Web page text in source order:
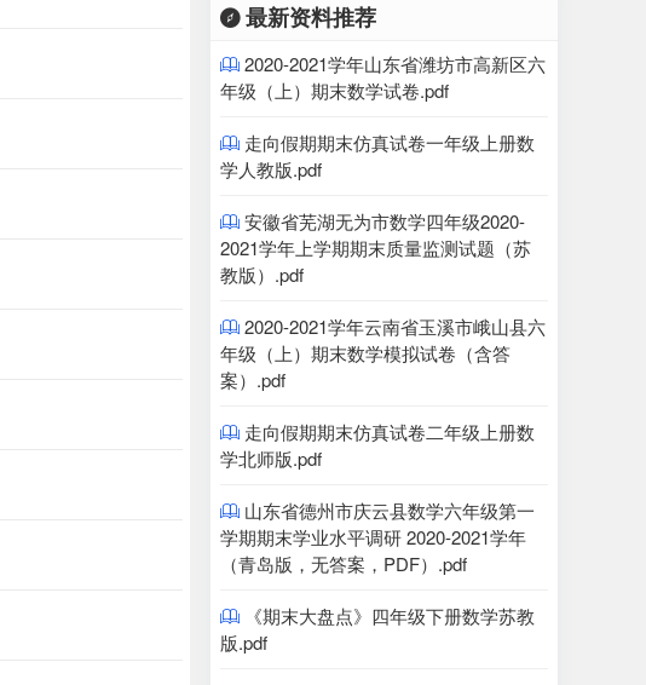
最新资料推荐
 2020-2021学年山东省潍坊市高新区六
年级（上）期末数学试卷.pdf
 走向假期期末仿真试卷一年级上册数
学人教版.pdf
 安徽省芜湖无为市数学四年级2020-
2021学年上学期期末质量监测试题（苏
教版）.pdf
 2020-2021学年云南省玉溪市峨山县六
年级（上）期末数学模拟试卷（含答
案）.pdf
 走向假期期末仿真试卷二年级上册数
学北师版.pdf
 山东省德州市庆云县数学六年级第一
学期期末学业水平调研 2020-2021学年
（青岛版，无答案，PDF）.pdf

《期末大盘点》四年级下册数学苏教
版.pdf